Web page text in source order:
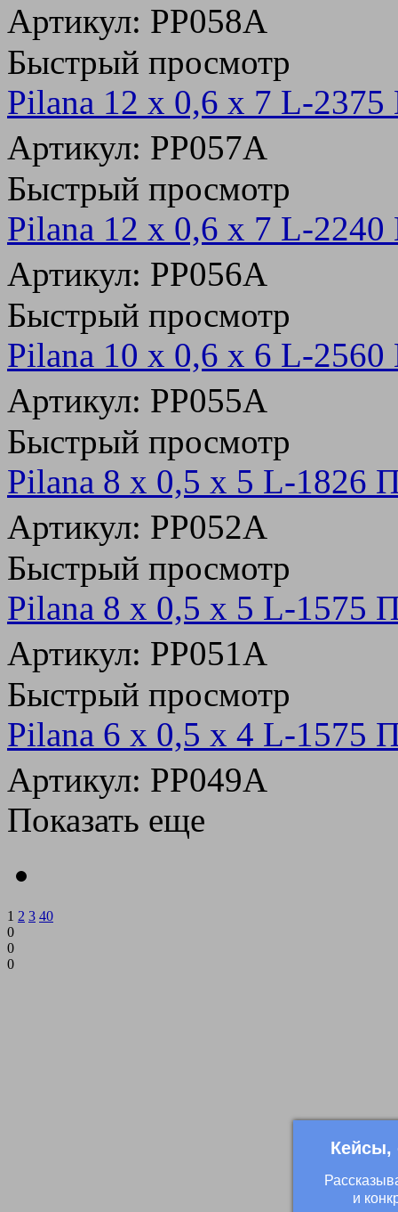
Кейсы,
и
Артикул: PP058A
Быстрый просмотр
Pilana 12 х 0,6 x 7 L-2375
Артикул: PP057A
Быстрый просмотр
Pilana 12 х 0,6 x 7 L-2240
Артикул: PP056A
Быстрый просмотр
Pilana 10 х 0,6 x 6 L-2560
Артикул: PP055A
Быстрый просмотр
Pilana 8 х 0,5 x 5 L-1826
Артикул: PP052A
Быстрый просмотр
Pilana 8 х 0,5 x 5 L-1575
Артикул: PP051A
Быстрый просмотр
Pilana 6 х 0,5 x 4 L-1575
Артикул: PP049A
Показать еще
1 2 3 40
0
0
0